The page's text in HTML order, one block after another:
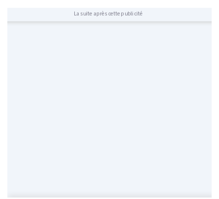
La suite après cette publicité